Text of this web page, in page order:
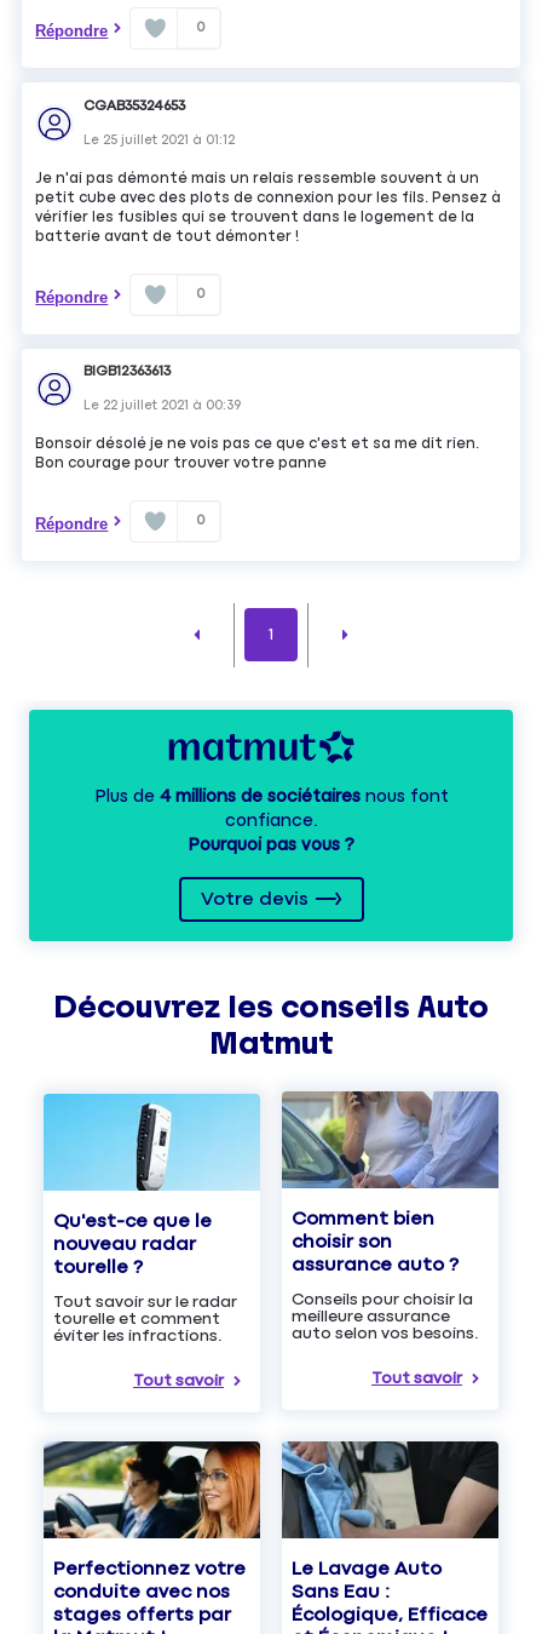
Répondre 0
CGAB35324653
Le 25 juillet 2021 à 01:12
Je n'ai pas démonté mais un relais ressemble souvent à un
petit cube avec des plots de connexion pour les fils. Pensez à
vérifier les fusibles qui se trouvent dans le logement de la
batterie avant de tout démonter !
Répondre 0
BIGB12363613
Le 22 juillet 2021 à 00:39
Bonsoir désolé je ne vois pas ce que c'est et sa me dit rien.
Bon courage pour trouver votre panne
Répondre 0
1
Plus de 4 millions de sociétairesnous font
confiance.
Pourquoi pas vous ?
Votre devis
Découvrez les conseils Auto
Matmut
Qu'est-ce que le
nouveau radar
tourelle ?
Tout savoir sur le radar
tourelle et comment
éviter les infractions.
Tout savoir
Comment bien
choisir son
assurance auto ?
Conseils pour choisir la
meilleure assurance
auto selon vos besoins.
Tout savoir
Perfectionnez votre
conduite avec nos
stages offerts par
Le Lavage Auto
Sans Eau :
Écologique, Efficace